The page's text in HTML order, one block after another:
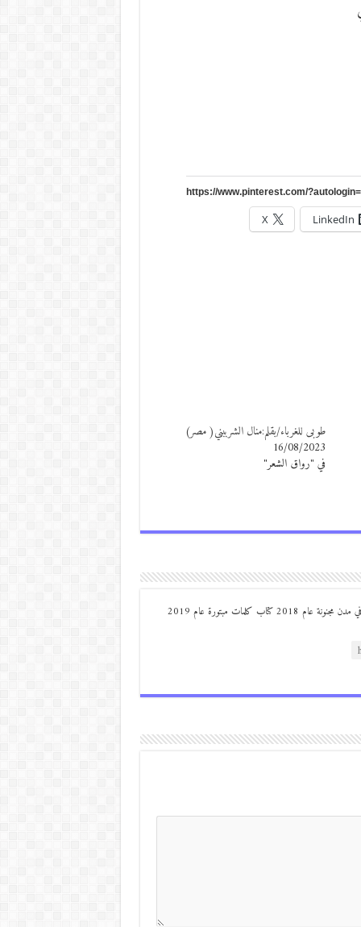
LinkedIn
X
طوبى للغرباء/بقلم:منال الشرببني( مصر)
16/08/2023
في "رواق الشعر"
من مواليد ديرعلا ( الصوالحة) صدر له : كتاب مذكرات مجنون في مدن مجنونة عام 2018 كتاب كلمات مبتورة عام 2019